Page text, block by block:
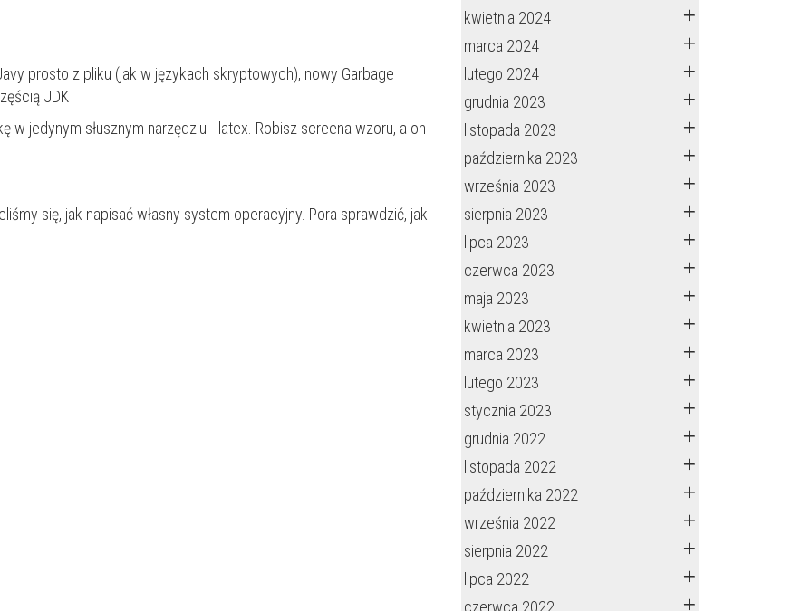
prosto z pliku (jak w językach skryptowych), nowy Garbage
JDK
w jedynym słusznym narzędziu - latex . Robisz screena wzoru, a on
się, jak napisać własny system operacyjny. Pora sprawdzić, jak
kwietnia 2024
marca 2024
lutego 2024
grudnia 2023
listopada 2023
października 2023
września 2023
sierpnia 2023
lipca 2023
czerwca 2023
maja 2023
kwietnia 2023
marca 2023
lutego 2023
stycznia 2023
grudnia 2022
listopada 2022
października 2022
września 2022
sierpnia 2022
lipca 2022
czerwca 2022